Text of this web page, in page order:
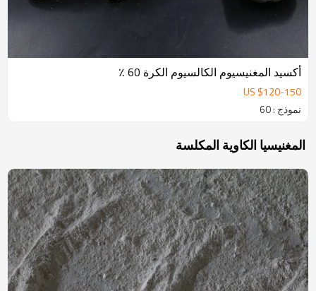
أكسيد المغنيسيوم الكالسيوم الكرة 60 ٪
US $120-150
نموذج : 60
المغنيسيا الكاوية المكلسة